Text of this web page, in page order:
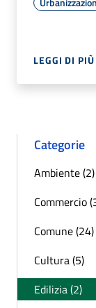
LEGGI DI PIÙ
Categorie
Ambiente (2)
Commercio
Comune (24)
Cultura (5)
Edilizia (2)